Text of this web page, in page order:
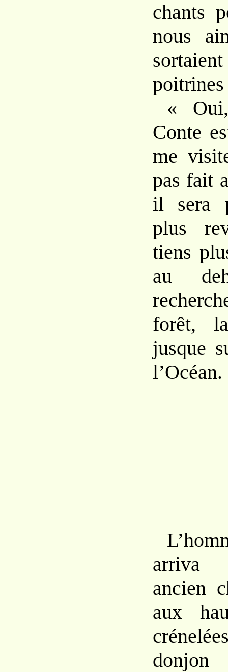
chants
nous
poitrines
«
Conte
me
pas fait
il sera
plus
tiens
au
forêt,
jusque
l’Océan.
arriva
ancien
aux